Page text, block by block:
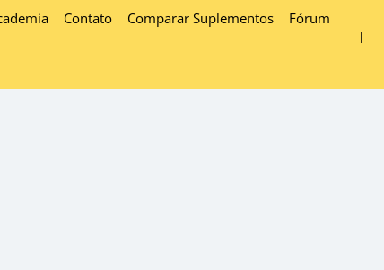
Contato Comparar Suplementos Fórum